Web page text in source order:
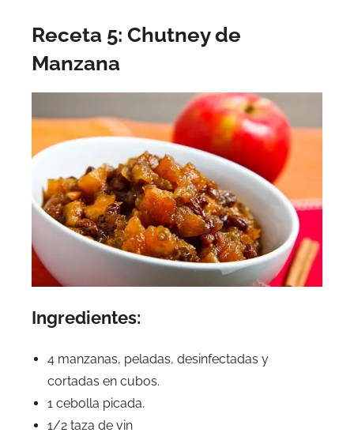
Receta 5: Chutney de
Manzana
Ingredientes:
4 manzanas, peladas, desinfectadas y
cortadas en cubos.
1 cebolla picada.
1/2 taza de vin